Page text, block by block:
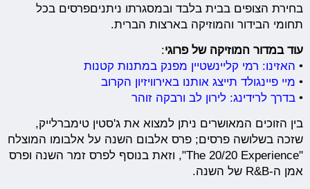
בחירת הצופים בבית בלבד ובמסגרתו ניתניםפרסים בכל
תחומי הבידור והמוזיקה בארצות הברית.
עוד במדור המוזיקה של פרוגי:
• האזינו: רמי קליינשטיין מפנק במתנות קטנות
• מיי פיינגולד תייצג אותנו באירוויזיון הקרוב
•בדרך לרידינג: לירון לב ורבקה זוהר
בין הזוכים המאושרים ניתן למצוא את ג'סטין טימברלייק,
שזכה בשלושה פרסים; פרס אלבום השנה על אלבומו המוצלח
"The 20/20 Experience", וזאת בנוסף לפרס זמר השנה ופרס
אמן ה-R&B של השנה.